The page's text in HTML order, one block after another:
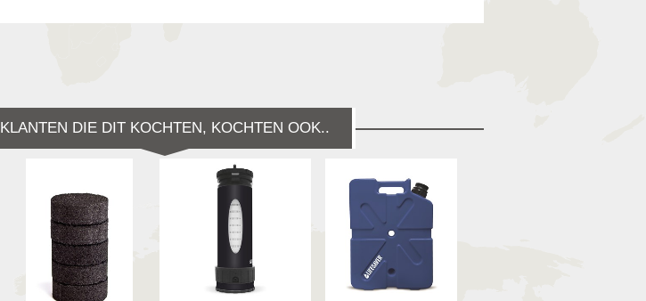
KLANTEN DIE DIT KOCHTEN, KOCHTEN OOK..